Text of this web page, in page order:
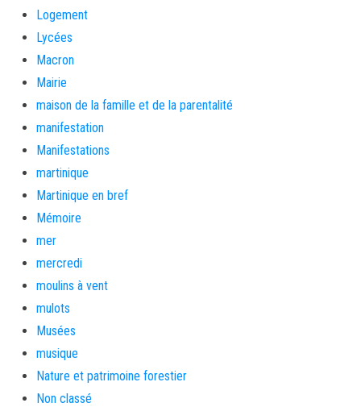
Logement
Lycées
Macron
Mairie
maison de la famille et de la parentalité
manifestation
Manifestations
martinique
Martinique en bref
Mémoire
mer
mercredi
moulins à vent
mulots
Musées
musique
Nature et patrimoine forestier
Non classé